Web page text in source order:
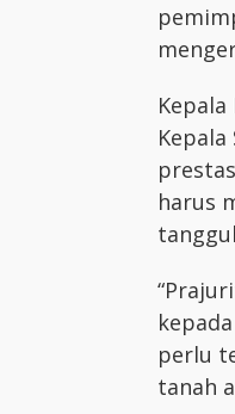
harus
perlu
tanah